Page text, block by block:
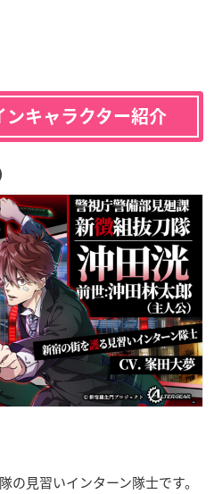
ンキャラクター紹介
見習いインターン隊士です。